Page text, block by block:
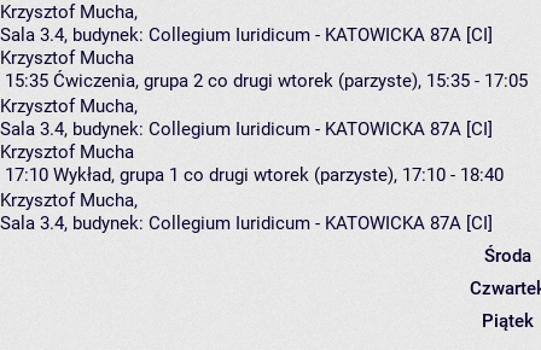
Krzysztof Mucha,
Sala 3.4, budynek: Collegium Iuridicum - KATOWICKA 87A [CI]
Krzysztof Mucha
15:35 Ćwiczenia, grupa 2 co drugi wtorek (parzyste), 15:35 - 17:05
Krzysztof Mucha,
Sala 3.4, budynek: Collegium Iuridicum - KATOWICKA 87A [CI]
Krzysztof Mucha
17:10 Wykład, grupa 1 co drugi wtorek (parzyste), 17:10 - 18:40
Krzysztof Mucha,
Sala 3.4, budynek: Collegium Iuridicum - KATOWICKA 87A [CI]
Środa
Piątek